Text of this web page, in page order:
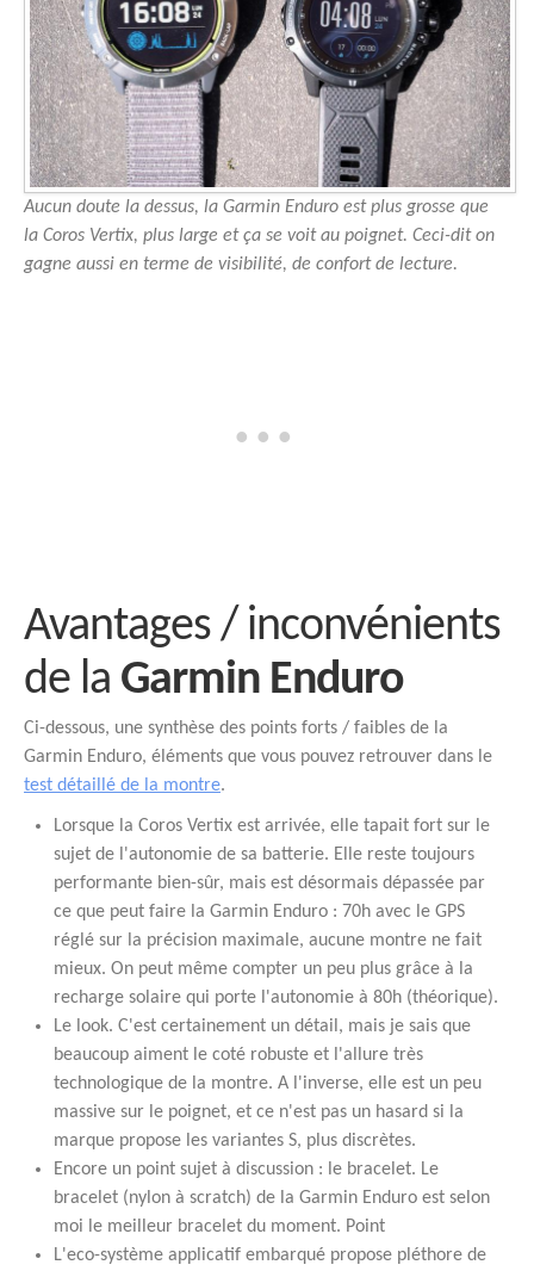
Aucun doute la dessus, la Garmin Enduro est plus grosse que
la Coros Vertix, plus large et ça se voit au poignet. Ceci-dit on
gagne aussi en terme de visibilité, de confort de lecture.
Avantages / inconvénients
de la Garmin Enduro
Ci-dessous, une synthèse des points forts / faibles de la
Garmin Enduro, éléments que vous pouvez retrouver dans le
test détaillé de la montre.
Lorsque la Coros Vertix est arrivée, elle tapait fort sur le
sujet de l'autonomie de sa batterie. Elle reste toujours
performante bien-sûr, mais est désormais dépassée par
ce que peut faire la Garmin Enduro : 70h avec le GPS
réglé sur la précision maximale, aucune montre ne fait
mieux. On peut même compter un peu plus grâce à la
recharge solaire qui porte l'autonomie à 80h (théorique).
Le look. C'est certainement un détail, mais je sais que
beaucoup aiment le coté robuste et l'allure très
technologique de la montre. A l'inverse, elle est un peu
massive sur le poignet, et ce n'est pas un hasard si la
marque propose les variantes S, plus discrètes.
Encore un point sujet à discussion : le bracelet. Le
bracelet (nylon à scratch) de la Garmin Enduro est selon
moi le meilleur bracelet du moment. Point
L'eco-système applicatif embarqué propose pléthore de